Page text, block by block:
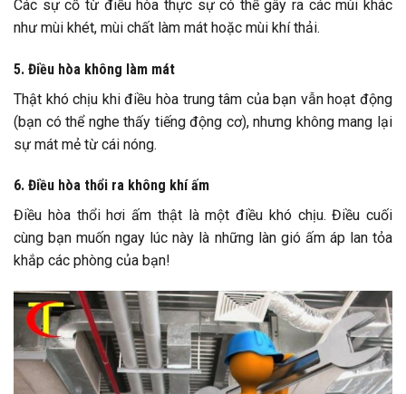
Các sự cố từ điều hòa thực sự có thể gây ra các mùi khác
như mùi khét, mùi chất làm mát hoặc mùi khí thải.
5. Điều hòa không làm mát
Thật khó chịu khi điều hòa trung tâm của bạn vẫn hoạt động
(bạn có thể nghe thấy tiếng động cơ), nhưng không mang lại
sự mát mẻ từ cái nóng.
6. Điều hòa thổi ra không khí ấm
Điều hòa thổi hơi ấm thật là một điều khó chịu. Điều cuối
cùng bạn muốn ngay lúc này là những làn gió ấm áp lan tỏa
khắp các phòng của bạn!